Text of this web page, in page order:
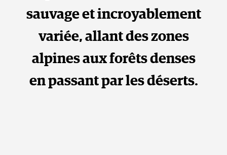
sauvage et incroyablement
variée, allant des zones
alpines aux forêts denses
en passant par les déserts.